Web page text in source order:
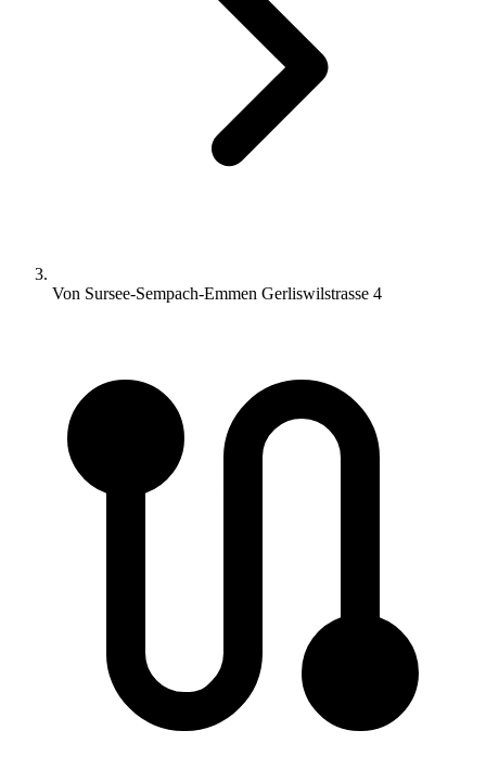
Von Sursee-Sempach-Emmen Gerliswilstrasse 4